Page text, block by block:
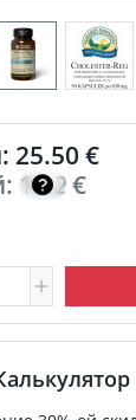
25.50 €
18.20
€